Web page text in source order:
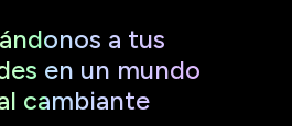
a tus
en un mundo
cambiante